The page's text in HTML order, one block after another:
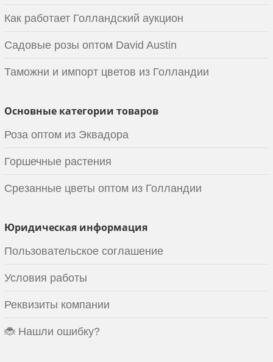
Как работает Голландский аукцион
Садовые розы оптом David Austin
Таможни и импорт цветов из Голландии
Основные категории товаров
Роза оптом из Эквадора
Горшечные растения
Срезанные цветы оптом из Голландии
Юридическая информация
Пользовательское соглашение
Условия работы
Реквизиты компании
🐞 Нашли ошибку?